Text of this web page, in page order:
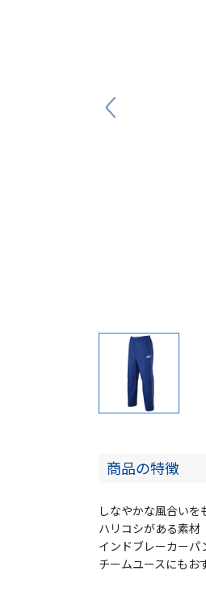
商品の特徴
しなやかな風合い
ハリコシがある素材
インドブレーカーパ
チームユースにも